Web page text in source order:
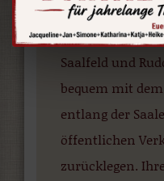
übrigens einer
Rudolstadt. Die
Saalfeld und
bequem mit
entlang der
öffentlichen
zurücklegen.